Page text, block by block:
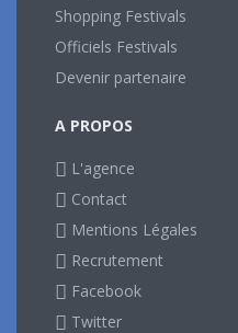
Shopping Festivals
Officiels Festivals
Devenir partenaire
A PROPOS
L'agence
Contact
Mentions Légales
Recrutement
Facebook
Twitter